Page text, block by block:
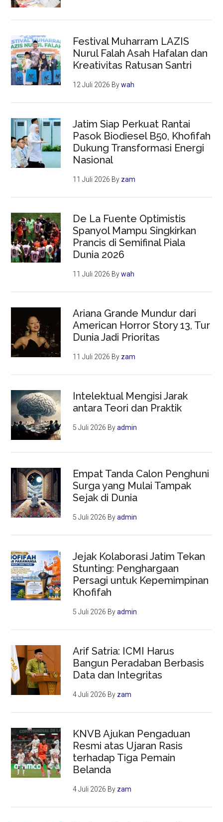
Festival Muharram LAZIS
Nurul Falah Asah Hafalan dan
Kreativitas Ratusan Santri
12 Juli 2026 Bywah
Jatim Siap Perkuat Rantai
Pasok Biodiesel B50, Khofifah
Dukung Transformasi Energi
Nasional
11 Juli 2026 By zam
De La Fuente Optimistis
Spanyol Mampu Singkirkan
Prancis di Semifinal Piala
Dunia 2026
11 Juli 2026 Bywah
Ariana Grande Mundur dari
American Horror Story 13, Tur
Dunia Jadi Prioritas
11 Juli 2026 By zam
Intelektual Mengisi Jarak
antara Teori dan Praktik
5 Juli 2026 Byadmin
Empat Tanda Calon Penghuni
Surga yang Mulai Tampak
Sejak di Dunia
5 Juli 2026 Byadmin
Jejak Kolaborasi Jatim Tekan
Stunting: Penghargaan
Persagi untuk Kepemimpinan
Khofifah
5 Juli 2026 Byadmin
Arif Satria: ICMI Harus
Bangun Peradaban Berbasis
Data dan Integritas
4 Juli 2026 By zam
KNVB Ajukan Pengaduan
Resmi atas Ujaran Rasis
terhadap Tiga Pemain
Belanda
4 Juli 2026 By zam